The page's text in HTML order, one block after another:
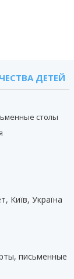
ДЕТЕЙ
столы
Київ, Україна
письменные